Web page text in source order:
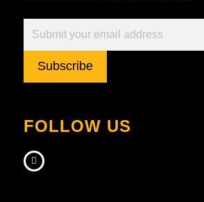
Subscribe
FOLLOW US